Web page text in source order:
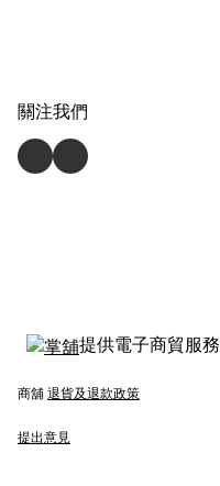
關注我們
提供電子商貿服務
商舖 退貨及退款政策
提出意見